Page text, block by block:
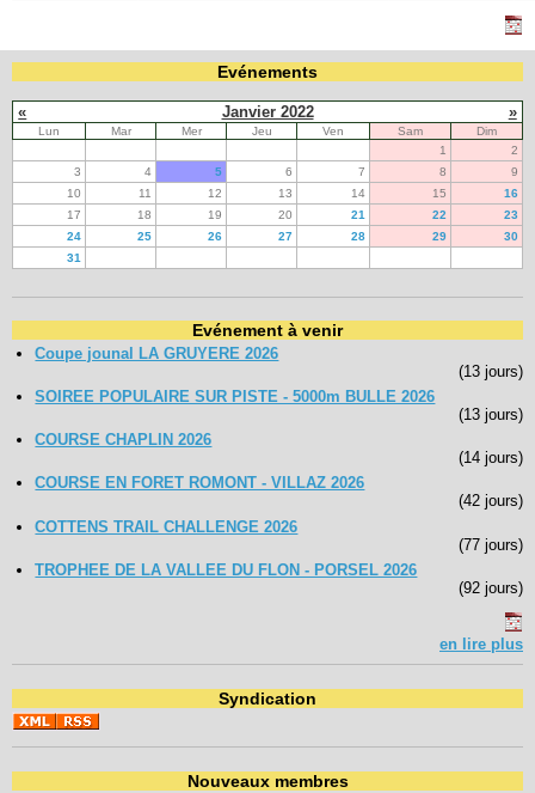
Evénements
« Janvier 2022 »
Lun Mar Mer Jeu Ven Sam
Dim
1
2
3
4 5 6 7 8
9
10
11 12 13 14 15
16
17
18 19 20 21 22
23
24
25 26 27 28 29
30
31
Evénement à venir
Coupe jounal LA GRUYERE 2026
(13 jours)
SOIREE POPULAIRE SUR PISTE - 5000m BULLE 2026
(13 jours)
COURSE CHAPLIN 2026
(14 jours)
COURSE EN FORET ROMONT - VILLAZ 2026
(42 jours)
COTTENS TRAIL CHALLENGE 2026
(77 jours)
TROPHEE DE LA VALLEE DU FLON - PORSEL 2026
(92 jours)
en lire plus
Syndication
Nouveaux membres